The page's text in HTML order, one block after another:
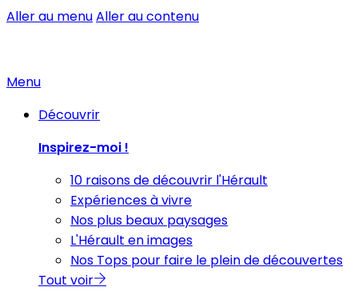
Aller au menuAller au contenu
Menu
Découvrir
Inspirez-moi !
10 raisons de découvrir l'Hérault
Expériences à vivre
Nos plus beaux paysages
L'Hérault en images
Nos Tops pour faire le plein de découvertes
Tout voir